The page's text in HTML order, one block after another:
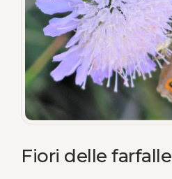
Fiori delle farfalle